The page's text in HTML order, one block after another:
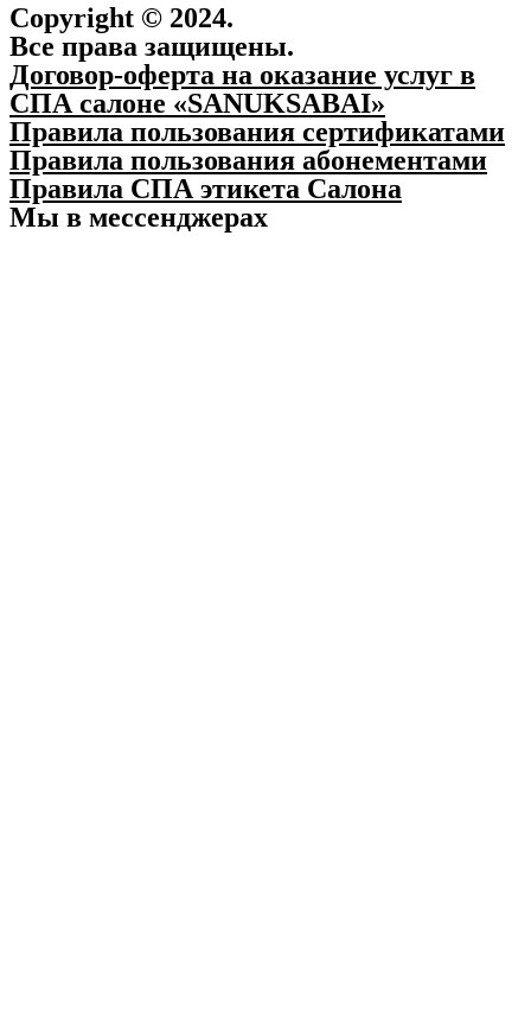
Copyright © 2024.
Все права защищены.
Договор-оферта на оказание услуг в
СПА салоне «SANUKSABAI»
Правила пользования сертификатами
Правила пользования абонементами
Правила СПА этикета Салона
Мы в мессенджерах